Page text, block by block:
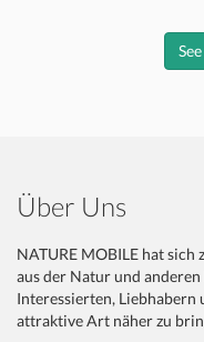
Über Uns
NATURE MOBILE hat sich
aus der Natur und
Interessierten, Liebhabern
attraktive Art näher zu